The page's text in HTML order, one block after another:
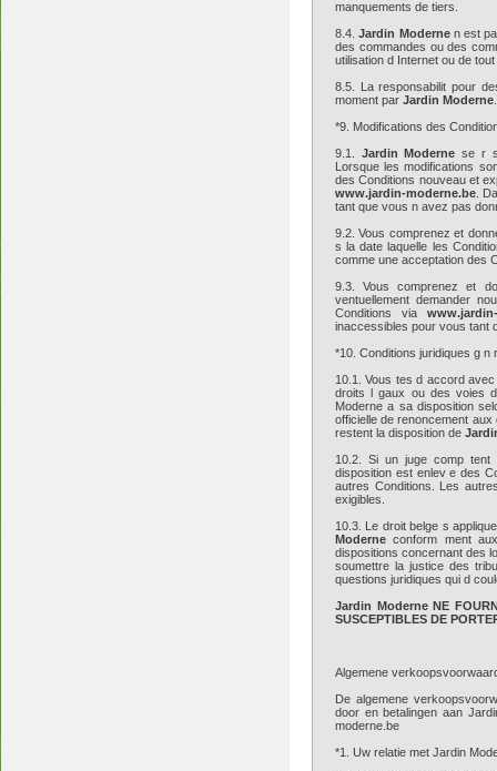
manquements de tiers.
8.4.Jardin Modernen est
des commandes ou des
utilisation d Internet ou de
8.5. La responsabilit pour
moment par Jardin Moderne
*9. Modifications des
9.1. Jardin Moderne se r
Lorsque les modifications
des Conditions nouveau et
www.jardin-moderne.be .
tant que vous n avez pas
9.2. Vous comprenez et
s la date laquelle les
comme une acceptation des
9.3. Vous comprenez et
ventuellement demander
Conditions via
inaccessibles pour vous tant
*10. Conditions juridiques g n
10.1. Vous tes d accord
droits l gaux ou des voies
Moderne a sa disposition
officielle de renoncement
restent la disposition de
10.2. Si un juge comp tent
disposition est enlev e des
autres Conditions. Les
exigibles.
10.3. Le droit belge s
Moderne conform ment
dispositions concernant des
soumettre la justice des
questions juridiques qui d
Jardin Moderne NE
SUSCEPTIBLES DE
Algemene
De algemene
door en betalingen aan
moderne.be
*1. Uw relatie met Jardin